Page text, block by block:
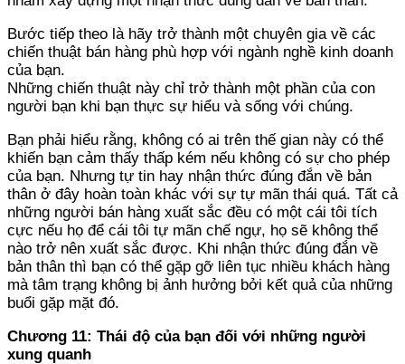
Bước tiếp theo là hãy trở thành một chuyên gia về các
chiến thuật bán hàng phù hợp với ngành nghề kinh doanh
của bạn.
Những chiến thuật này chỉ trở thành một phần của con
người bạn khi bạn thực sự hiểu và sống với chúng.
Bạn phải hiểu rằng, không có ai trên thế gian này có thể
khiến bạn cảm thấy thấp kém nếu không có sự cho phép
của bạn. Nhưng tự tin hay nhận thức đúng đắn về bản
thân ở đây hoàn toàn khác với sự tự mãn thái quá. Tất cả
những người bán hàng xuất sắc đều có một cái tôi tích
cực nếu họ để cái tôi tự mãn chế ngự, họ sẽ không thể
nào trở nên xuất sắc được. Khi nhận thức đúng đắn về
bản thân thì bạn có thể gặp gỡ liên tục nhiều khách hàng
mà tâm trạng không bị ảnh hưởng bởi kết quả của những
buổi gặp mặt đó.
Chương 11: Thái độ của bạn đối với những người
xung quanh